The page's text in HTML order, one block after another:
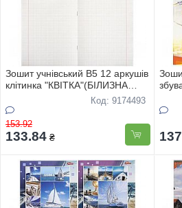
Зошит учнівський В5 12 аркушів
клітинка "КВIТКА"(БIЛИЗНА
ЛИСТА-85%) 40 штук в упаковці
ТОР-ЦIНА
Код: 9174493
153.92
133.84 ₴